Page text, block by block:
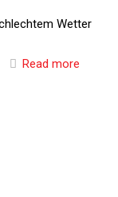
Wetter
Read more